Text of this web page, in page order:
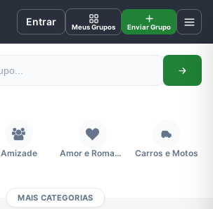
Entrar Meus Grupos Enviar Grupo
Amizade Amor e Romance Carros e Motos
MAIS CATEGORIAS